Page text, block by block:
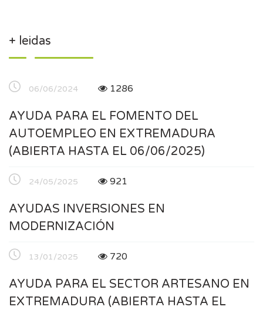
+ leidas
06/06/2024 1286
AYUDA PARA EL FOMENTO DEL
AUTOEMPLEO EN EXTREMADURA
(ABIERTA HASTA EL 06/06/2025)
24/05/2025 921
AYUDAS INVERSIONES EN
MODERNIZACIÓN
13/01/2025 720
AYUDA PARA EL SECTOR ARTESANO EN
EXTREMADURA (ABIERTA HASTA EL